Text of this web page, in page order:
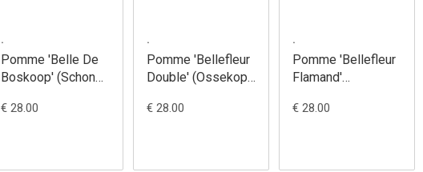
.
Pomme 'Belle De
Boskoop' (Schone
Malus domestica
€ 28.00
.
Pomme 'Bellefleur
Double' (Ossekop)
€ 28.00
.
Pomme 'Bellefleur
Flamand'
Malus domestica
€ 28.00